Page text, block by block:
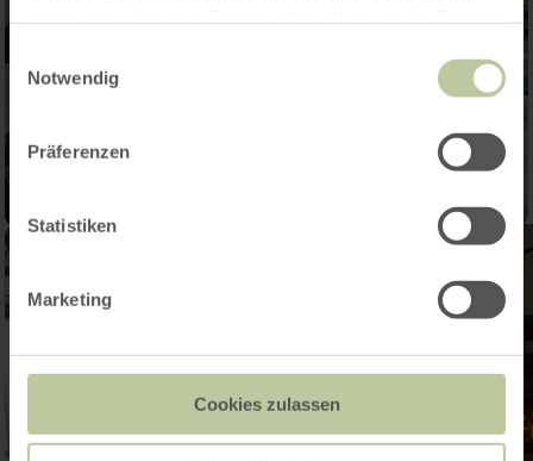
Notwendig
Präferenzen
Statistiken
Marketing
Cookies zulassen